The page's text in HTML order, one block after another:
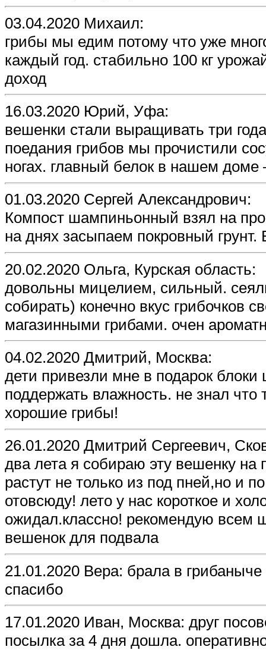
03.04.2020 Михаил:
грибы мы едим потому что уже
каждый год. стабильно 100 кг
доход
16.03.2020 Юрий, Уфа:
вешенки стали выращивать три
поедания грибов мы прочистили
ногах. главный белок в нашем
01.03.2020 Сергей Александрович:
Компост шампиньонный взял на
на днях засыпаем покровный
20.02.2020 Ольга, Курская область:
довольны мицелием, сильный.
собирать) конечно вкус грибочков
магазинными грибами. очен
04.02.2020 Дмитрий, Москва:
дети привезли мне в подарок
поддержать влажность. не знал
хорошие грибы!
26.01.2020 Дмитрий Сергеевич,
два лета я собираю эту вешенку
растут не только из под пней,но и
отовсюду! лето у нас короткое и
ожидал.классно! рекомендую всем
вешенок для подвала
21.01.2020 Вера: брала в
спасибо
17.01.2020 Иван, Москва: друг
посылка за 4 дня дошла.